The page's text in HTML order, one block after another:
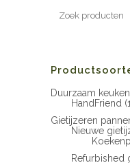
Duurzaam
HandFriend
Gietijzeren
Nieuwe
Refurbished